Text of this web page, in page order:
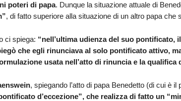
poteri di papa. Dunque la situazione attuale di
, di fatto superiore alla situazione di un altro papa che
ci spiega: “nell’ultima udienza del suo pontificato,
che egli rinunciava al solo pontificato attivo,
usata nell’atto di rinuncia e la qualifica
, spiegando l’atto di papa Benedetto (di cui è il
d’eccezione”, che realizza di fatto un